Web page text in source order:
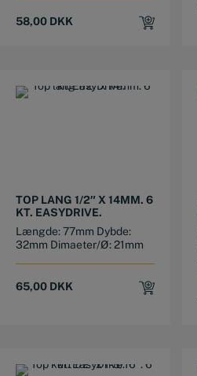
58,00 DKK
TOP LANG 1/2″ X 14MM. 6
KT. EASYDRIVE.
Længde: 77mm Dybde:
32mm Dimaeter/Ø: 21mm
65,00 DKK